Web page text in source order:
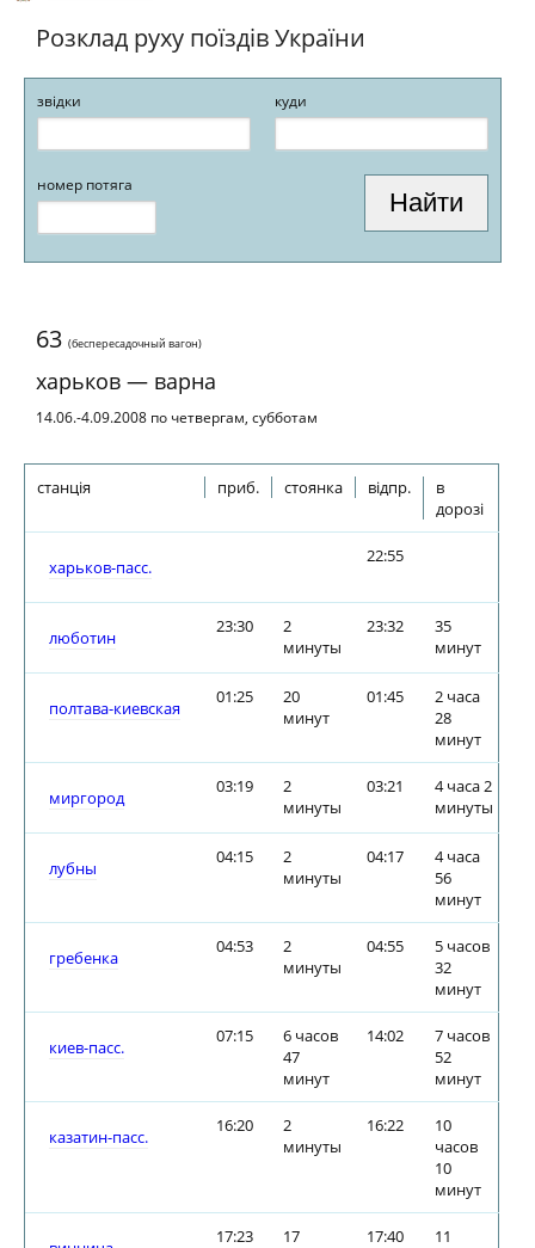
Розклад руху поїздів України
звідки куди
номер потяга
63 (беспересадочный вагон)
харьков — варна
14.06.-4.09.2008 по четвергам, субботам
станція приб. стоянка відпр.
в
дорозі
харьков-пасс.
22:55
люботин
23:30
2
минуты
23:32
35
минут
полтава-киевская
01:25
20
минут
01:45
2 часа
28
минут
миргород
03:19
2
минуты
03:21
4 часа 2
минуты
лубны
04:15
2
минуты
04:17
4 часа
56
минут
гребенка
04:53
2
минуты
04:55
5 часов
32
минут
киев-пасс.
07:15
6 часов
47
минут
14:02
7 часов
52
минут
казатин-пасс.
16:20
2
минуты
16:22
10
часов
10
минут
17:23
17
17:40
11